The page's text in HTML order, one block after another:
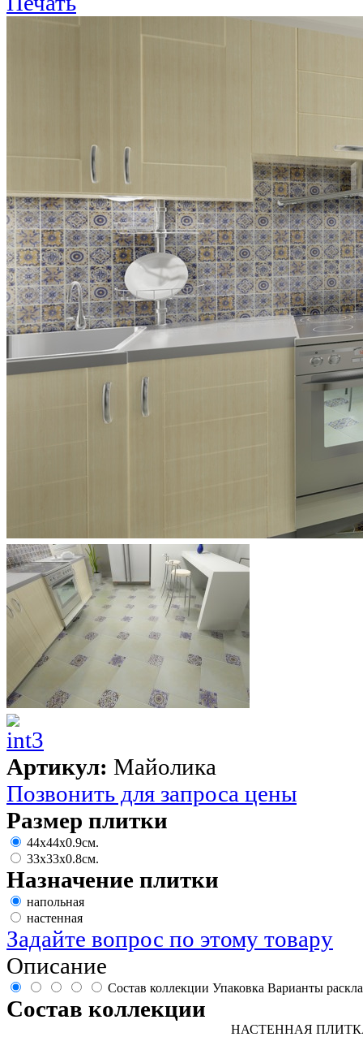
Артикул: Майолика
Позвонить для запроса цены
Размер плитки
44х44х0.9см.
33х33х0.8см.
Назначение плитки
напольная
настенная
Задайте вопрос по этому товару
Описание
Состав коллекции Упаковка Варианты
Состав коллекции
НАСТЕННАЯ